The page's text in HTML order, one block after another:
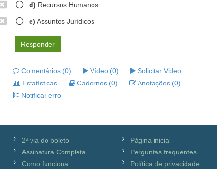
d) Recursos Humanos
e) Assuntos Jurídicos
Responder
Comentários (0) Vídeo (0)
Solicitar Video
Estatísticas
Cadernos (0)
Anotações (0)
Notificar erro
2ª via do boleto
Assinatura Completa
Como funciona
Página inicial
Perguntas frequentes
Política de privacidade